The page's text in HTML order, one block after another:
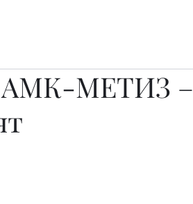
АМК-МЕТИЗ –